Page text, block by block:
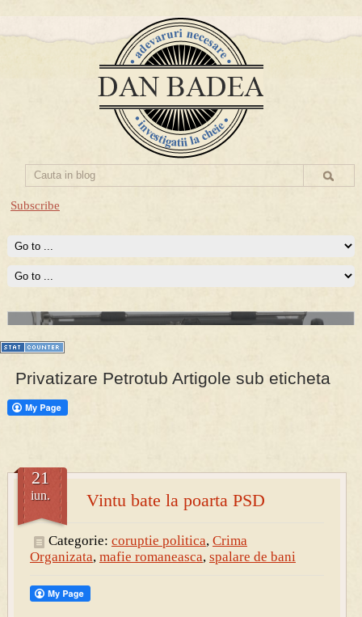
Subscribe
PRESA
Permise pentru vânătoarea de porci în costume, cu gulere albe
Prima mea carte publicata (Nemira)
Averea Presedintelui: prima lucrare despre controversatele
conturi secrete ale Securitatii.
Privatizare Petrotub Artigole sub eticheta
Vintu bate la poarta PSD
21
iun.
Categorie: coruptie politica, Crima
Organizata, mafie romaneasca, spalare de bani